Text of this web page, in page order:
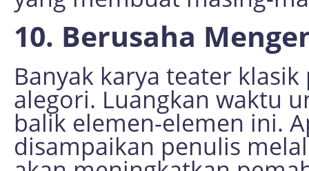
10. Berusaha
Banyak karya teater
alegori. Luangkan waktu
balik elemen-elemen ini.
disampaikan penulis